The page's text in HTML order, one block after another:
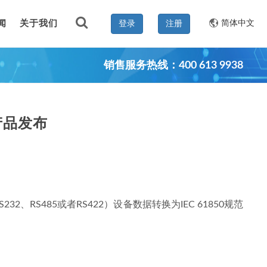
关于我们 简体中文
注册
登录
销售服务热线：400 613 9938
发布
、RS485或者RS422）设备数据转换为IEC 61850规范